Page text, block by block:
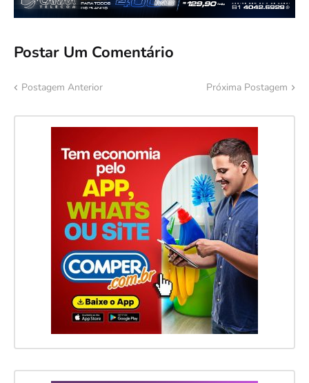
Postar Um Comentário
Postagem Anterior Próxima Postagem